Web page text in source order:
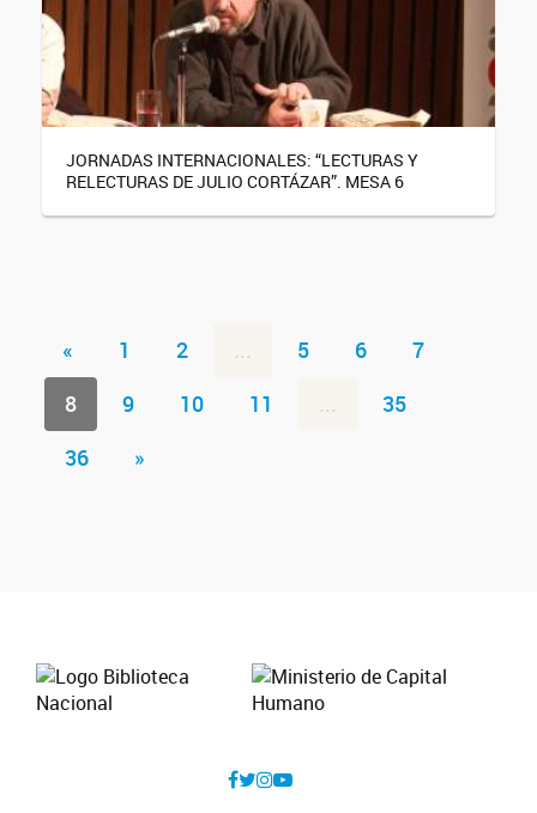
JORNADAS INTERNACIONALES: “LECTURAS Y
RELECTURAS DE JULIO CORTÁZAR”. MESA 6
« 1 2 ... 5 6
7
8
9 10 11 ...
35
36
»